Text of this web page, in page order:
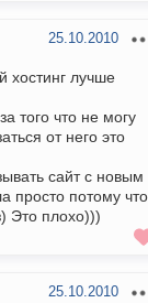
25.10.2010
хостинг лучше
того что не могу
от него это
сайт с новым
просто потому что
Это плохо)))
25.10.2010